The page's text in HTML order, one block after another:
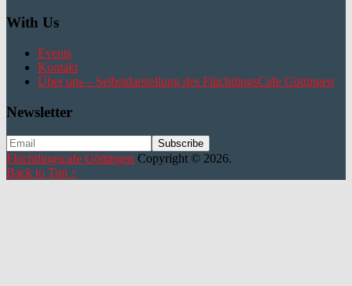
With Us
Events
Kontakt
Über uns – Selbstdarstellung des FlüchtlingsCafe Göttingen
Newsletter
Flüchtlingscafe Göttingen Copyright © 2026.
Back to Top ↑